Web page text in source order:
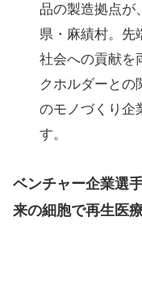
品の製造拠点が
県・麻績村。先
社会への貢献を
クホルダーとの
のモノづくり企
す。
ベンチャー企業選
来の細胞で再生医